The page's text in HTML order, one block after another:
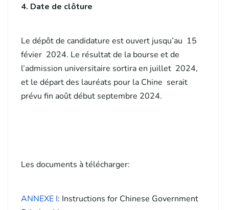
4. Date de clôture
Le dépôt de candidature est ouvert jusqu’au 15
févier 2024. Le résultat de la bourse et de
l’admission universitaire sortira en juillet 2024,
et le départ des lauréats pour la Chine serait
prévu fin août début septembre 2024.
Les documents à télécharger:
ANNEXE I: Instructions for Chinese Government